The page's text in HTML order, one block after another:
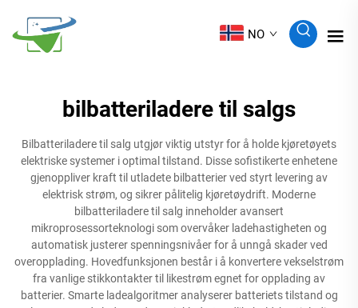
NO
bilbatteriladere til salgs
Bilbatteriladere til salg utgjør viktig utstyr for å holde kjøretøyets
elektriske systemer i optimal tilstand. Disse sofistikerte enhetene
gjenoppliver kraft til utladete bilbatterier ved styrt levering av
elektrisk strøm, og sikrer pålitelig kjøretøydrift. Moderne
bilbatteriladere til salg inneholder avansert
mikroprosessorteknologi som overvåker ladehastigheten og
automatisk justerer spenningsnivåer for å unngå skader ved
overopplading. Hovedfunksjonen består i å konvertere vekselstrøm
fra vanlige stikkontakter til likestrøm egnet for opplading av
batterier. Smarte ladealgoritmer analyserer batteriets tilstand og